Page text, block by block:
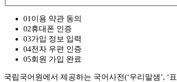
01이용 약관 동의
02휴대폰 인증
03가입 정보 입력
04전자 우편 인증
05회원 가입 완료
국립국어원에서 제공하는 국어사전(‘우리말샘’, ‘